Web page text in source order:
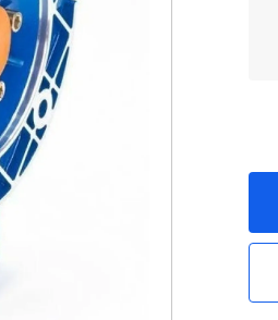
и комплектующие
ЖБИ
комплекс